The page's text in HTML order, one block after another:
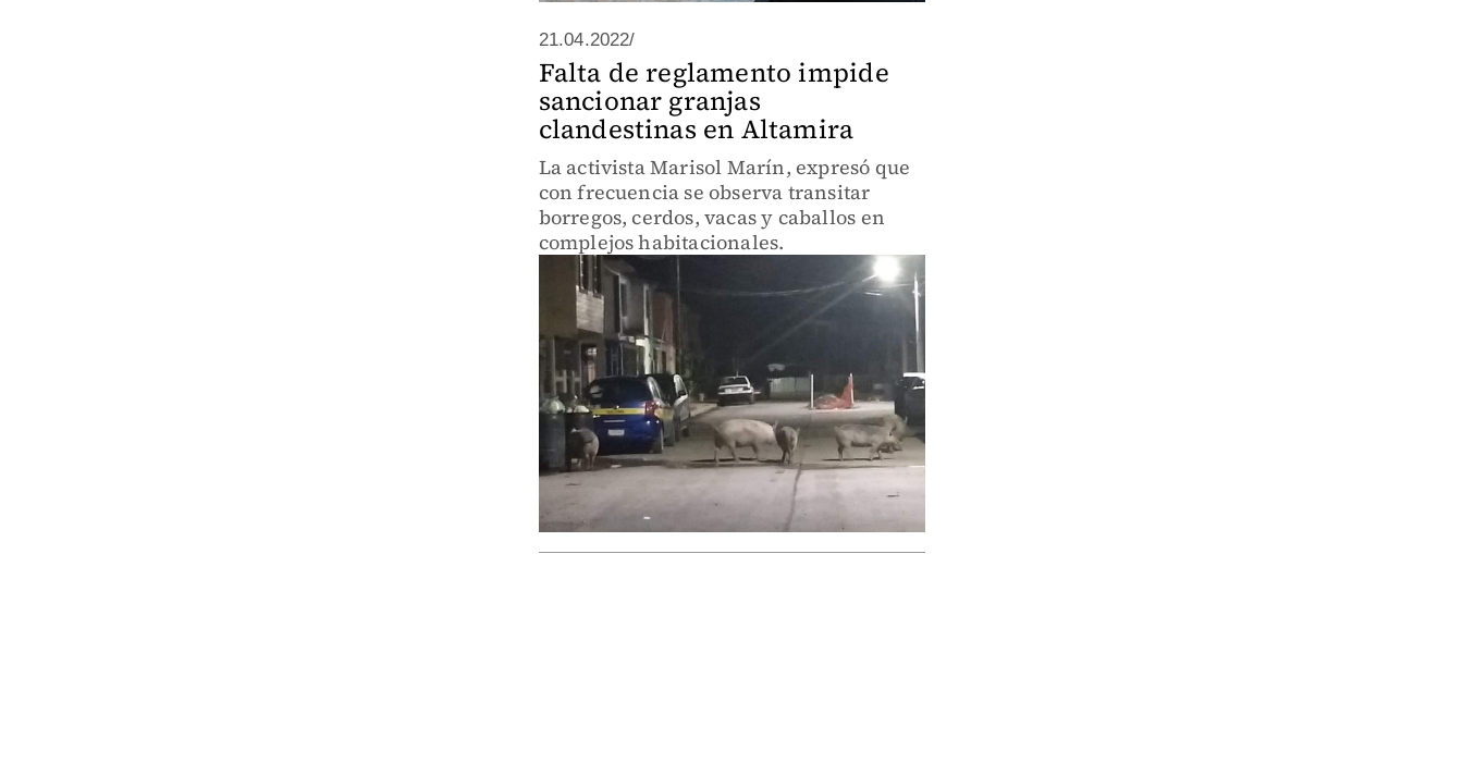
21.04.2022/
Falta de reglamento impide
sancionar granjas
clandestinas en Altamira
La activista Marisol Marín, expresó que
con frecuencia se observa transitar
borregos, cerdos, vacas y caballos en
complejos habitacionales.